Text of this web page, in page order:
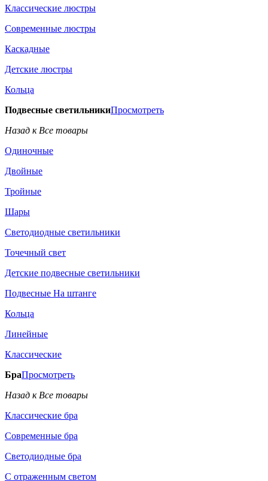
Классические люстры
Современные люстры
Каскадные
Детские люстры
Кольца
Подвесные светильникиПросмотреть
Назад к Все товары
Одиночные
Двойные
Тройные
Шары
Светодиодные светильники
Точечный свет
Детские подвесные светильники
Подвесные На штанге
Кольца
Линейные
Классические
БраПросмотреть
Назад к Все товары
Классические бра
Современные бра
Светодиодные бра
С отраженным светом